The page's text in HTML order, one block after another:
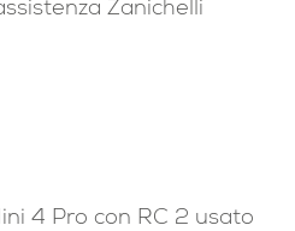
Zanichelli
4 Pro con RC 2 usato